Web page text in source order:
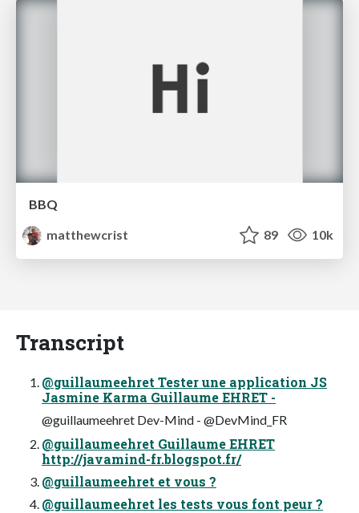
BBQ
matthewcrist
89 10k
Transcript
@guillaumeehret Tester une application JS
Jasmine Karma Guillaume EHRET -
@guillaumeehret Dev-Mind - @DevMind_FR
@guillaumeehret Guillaume EHRET
http://javamind-fr.blogspot.fr/
@guillaumeehret et vous ?
@guillaumeehret les tests vous font peur ?